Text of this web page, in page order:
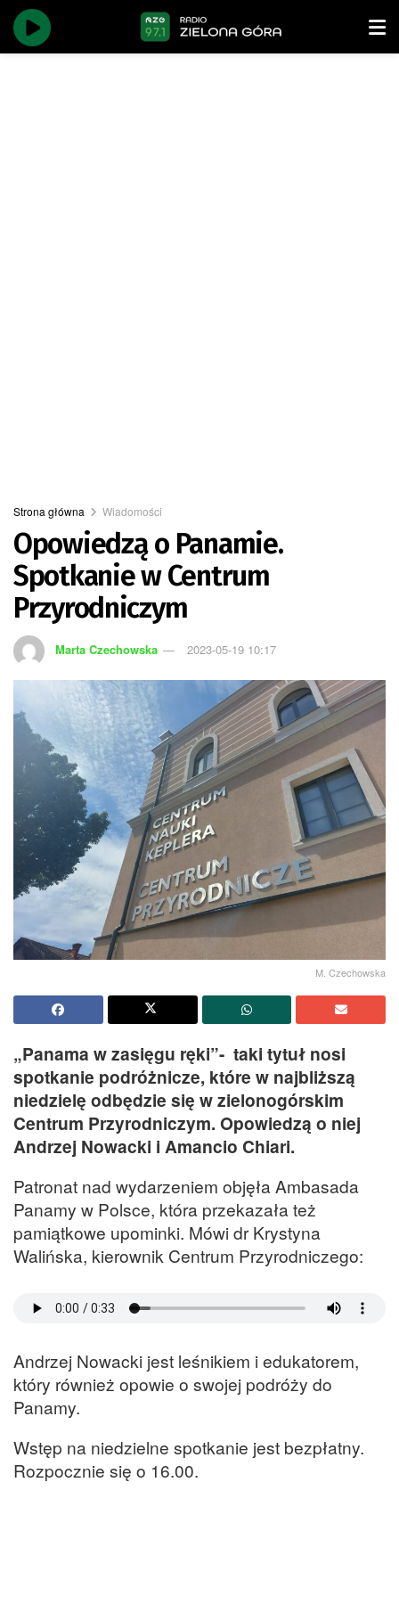
Strona główna Wiadomości
Opowiedzą o Panamie.
Spotkanie w Centrum
Przyrodniczym
Marta Czechowska 2023-05-19 10:17
M. Czechowska
„Panama w zasięgu ręki”- taki tytuł nosi
spotkanie podróżnicze, które w najbliższą
niedzielę odbędzie się w zielonogórskim
Centrum Przyrodniczym. Opowiedzą o niej
Andrzej Nowacki i Amancio Chiari.
Patronat nad wydarzeniem objęła Ambasada
Panamy w Polsce, która przekazała też
pamiątkowe upominki. Mówi dr Krystyna
Walińska, kierownik Centrum Przyrodniczego:
Andrzej Nowacki jest leśnikiem i edukatorem,
który również opowie o swojej podróży do
Panamy.
Wstęp na niedzielne spotkanie jest bezpłatny.
Rozpocznie się o 16.00.